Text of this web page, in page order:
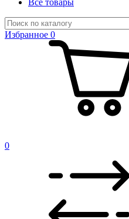
Все товары
Избранное 0
0